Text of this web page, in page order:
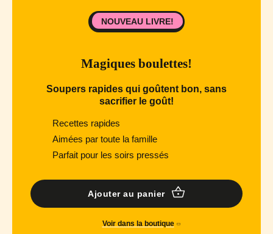
Magiques boulettes!
Soupers rapides qui goûtent bon, sans
sacrifier le goût!
Recettes rapides
Aimées par toute la famille
Parfait pour les soirs pressés
Ajouter au panier
Voir dans la boutique
NOUVEAU LIVRE!